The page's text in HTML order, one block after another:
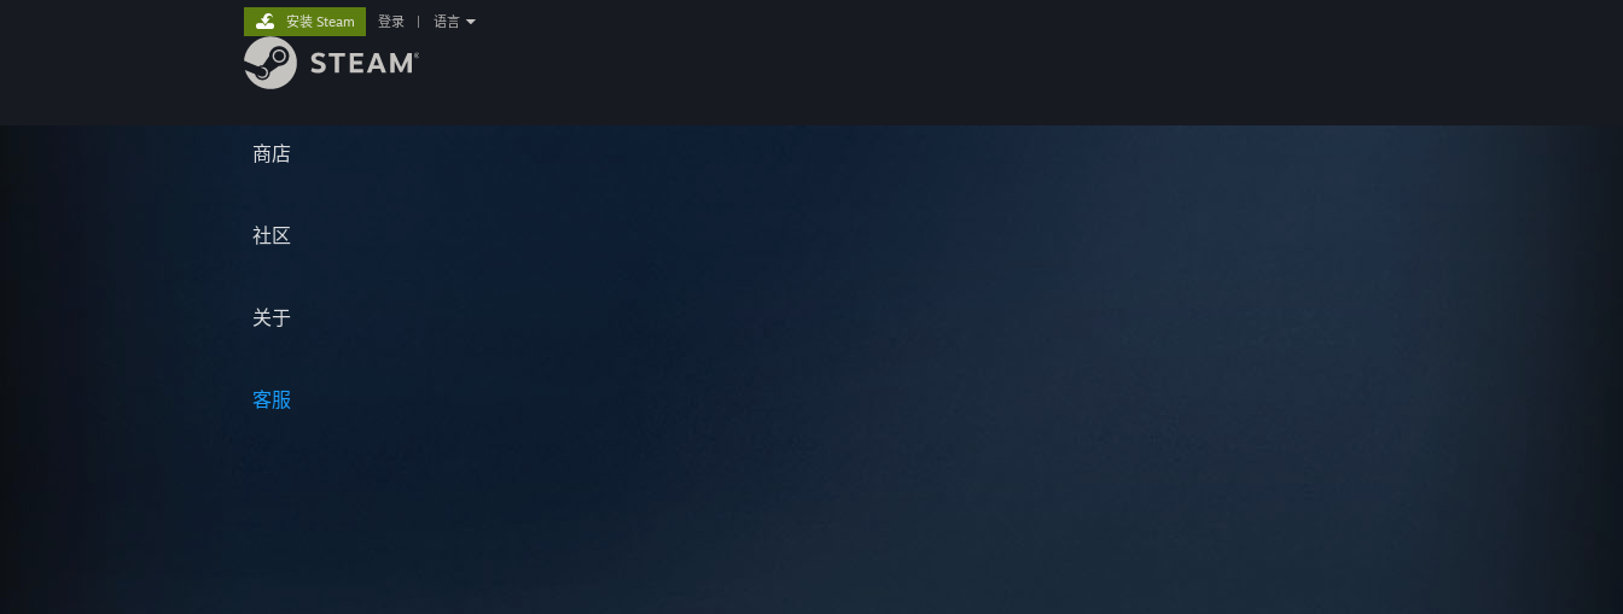
商店
社区
关于
客服
安装 Steam 登录 语言